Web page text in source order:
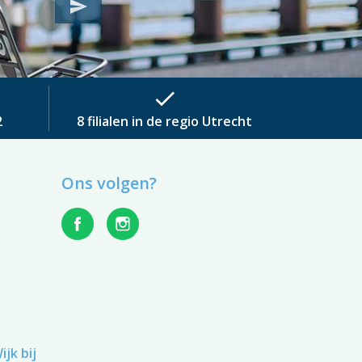
send
check
8 filialen in de regio Utrecht
bij
Ons volgen?